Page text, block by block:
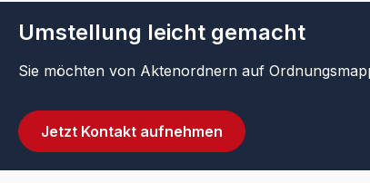
Umstellung leicht gemacht
Sie möchten von Aktenordnern auf
Jetzt Kontakt aufnehmen